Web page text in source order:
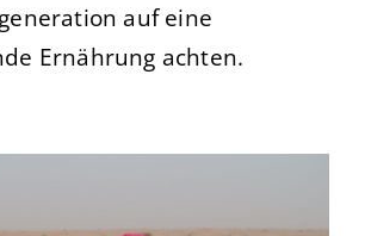
auf eine
Ernährung achten.